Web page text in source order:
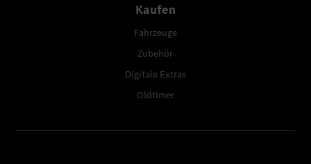
Kaufen
Fahrzeuge
Zubehör
Digitale Extras
Oldtimer